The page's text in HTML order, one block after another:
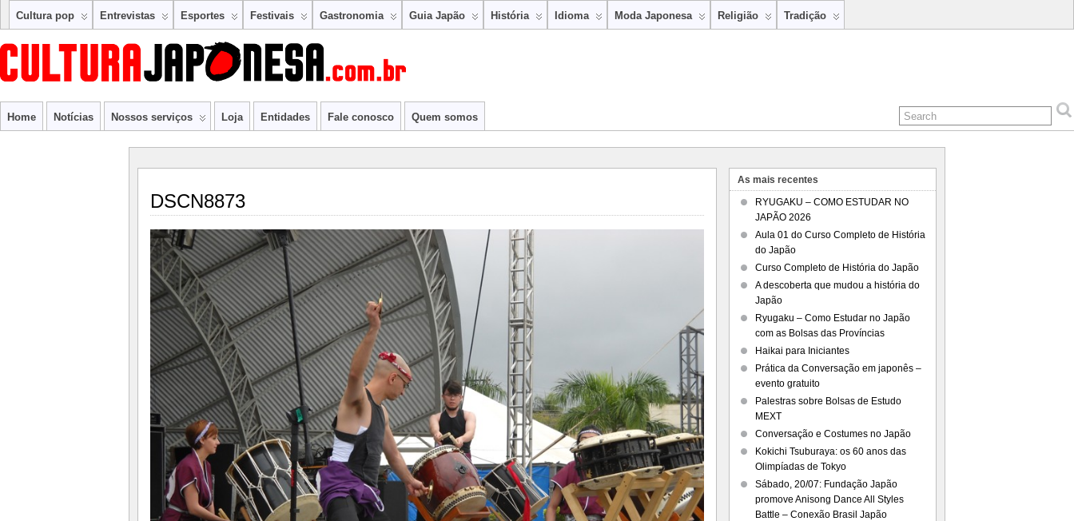
Cultura pop Entrevistas Esportes Festivais Gastronomia Guia Japão História Idioma Moda Japonesa Religião Tradição
Home Notícias Nossos serviços Loja Entidades Fale conosco Quem somos
DSCN8873
As mais recentes
RYUGAKU – COMO ESTUDAR NO
JAPÃO 2026
Aula 01 do Curso Completo de História
do Japão
Curso Completo de História do Japão
A descoberta que mudou a história do
Japão
Ryugaku – Como Estudar no Japão
com as Bolsas das Províncias
Haikai para Iniciantes
Prática da Conversação em japonês –
evento gratuito
Palestras sobre Bolsas de Estudo
MEXT
Conversação e Costumes no Japão
Kokichi Tsuburaya: os 60 anos das
Olimpíadas de Tokyo
Sábado, 20/07: Fundação Japão
promove Anisong Dance All Styles
Battle – Conexão Brasil Japão